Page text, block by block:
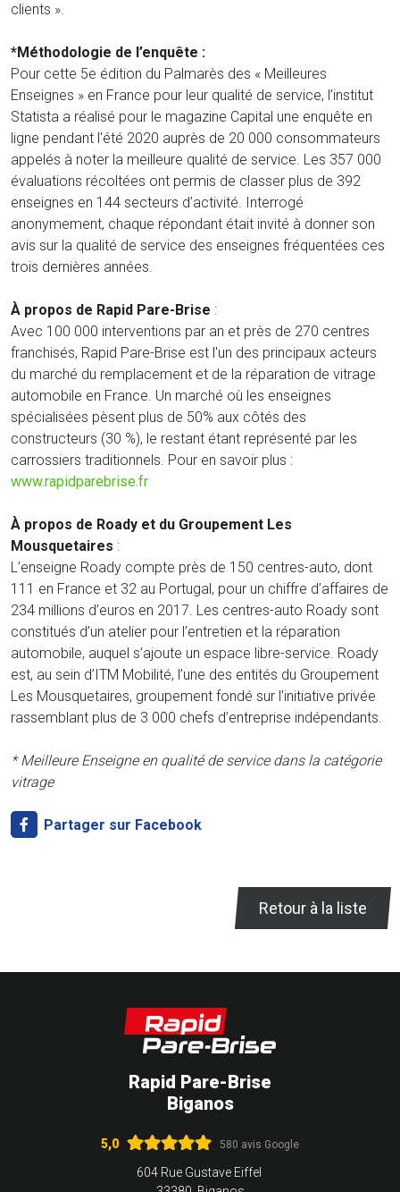
clients ».
*Méthodologie de l’enquête :
Pour cette 5e édition du Palmarès des « Meilleures
Enseignes » en France pour leur qualité de service, l’institut
Statista a réalisé pour le magazine Capital une enquête en
ligne pendant l'été 2020 auprès de 20 000 consommateurs
appelés à noter la meilleure qualité de service. Les 357 000
évaluations récoltées ont permis de classer plus de 392
enseignes en 144 secteurs d’activité. Interrogé
anonymement, chaque répondant était invité à donner son
avis sur la qualité de service des enseignes fréquentées ces
trois dernières années.
À propos de Rapid Pare-Brise :
Avec 100 000 interventions par an et près de 270 centres
franchisés, Rapid Pare-Brise est l'un des principaux acteurs
du marché du remplacement et de la réparation de vitrage
automobile en France. Un marché où les enseignes
spécialisées pèsent plus de 50% aux côtés des
constructeurs (30 %), le restant étant représenté par les
carrossiers traditionnels. Pour en savoir plus :
www.rapidparebrise.fr
À propos de Roady et du Groupement Les
Mousquetaires :
L’enseigne Roady compte près de 150 centres-auto, dont
111 en France et 32 au Portugal, pour un chiffre d’affaires de
234 millions d’euros en 2017. Les centres-auto Roady sont
constitués d’un atelier pour l’entretien et la réparation
automobile, auquel s’ajoute un espace libre-service. Roady
est, au sein d’ITM Mobilité, l’une des entités du Groupement
Les Mousquetaires, groupement fondé sur l’initiative privée
rassemblant plus de 3 000 chefs d’entreprise indépendants.
* Meilleure Enseigne en qualité de service dans la catégorie
vitrage
Partager sur Facebook
Retour à la liste
Rapid Pare-Brise
Biganos
5,0 580 avis Google
604 Rue Gustave Eiffel